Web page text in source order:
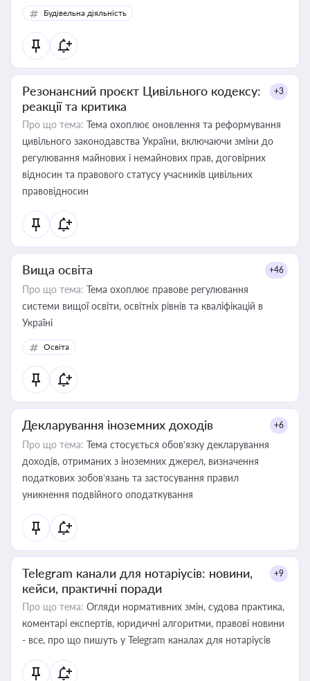
Будівельна діяльність
Резонансний проєкт Цивільного кодексу:
реакції та критика
+3
Про що тема: Тема охоплює оновлення та реформування
цивільного законодавства України, включаючи зміни до
регулювання майнових і немайнових прав, договірних
відносин та правового статусу учасників цивільних
правовідносин
Вища освіта +46
Про що тема: Тема охоплює правове регулювання
системи вищої освіти, освітніх рівнів та кваліфікацій в
Україні
Освіта
Декларування іноземних доходів +6
Про що тема: Тема стосується обов’язку декларування
доходів, отриманих з іноземних джерел, визначення
податкових зобов’язань та застосування правил
уникнення подвійного оподаткування
Telegram канали для нотаріусів: новини,
кейси, практичні поради
+9
Про що тема: Огляди нормативних змін, судова практика,
коментарі експертів, юридичні алгоритми, правові новини
- все, про що пишуть у Telegram каналах для нотаріусів